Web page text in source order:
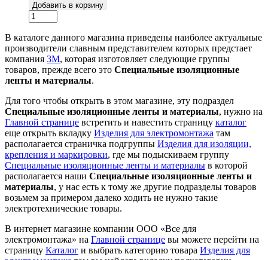
Добавить в корзину
В каталоге данного магазина приведены наиболее актуальные
производители славным представителем которых предстает
компания 3М, которая изготовляет следующие группы
товаров, прежде всего это Специальные изоляционные
ленты и материалы.
Для того чтобы открыть в этом магазине, эту подраздел
Специальные изоляционные ленты и материалы, нужно на
Главной странице встретить и навестить страницу каталог
еще открыть вкладку Изделия для электромонтажа там
располагается страничка подгруппы Изделия для изоляции,
крепления и маркировки, где мы подыскиваем группу
Специальные изоляционные ленты и материалы в которой
располагается наши Специальные изоляционные ленты и
материалы, у нас есть к тому же другие подразделы товаров
возьмем за примером далеко ходить не нужно такие
электротехнические товары.
В интернет магазине компании ООО «Все для
электромонтажа» на Главной странице вы можете перейти на
страницу Каталог и выбрать категорию товара Изделия для